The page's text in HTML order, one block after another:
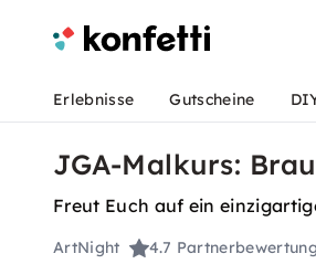
Erlebnisse Gutscheine
JGA-Malkurs:
Freut Euch auf ein
ArtNight 4.7 Partnerbewertung